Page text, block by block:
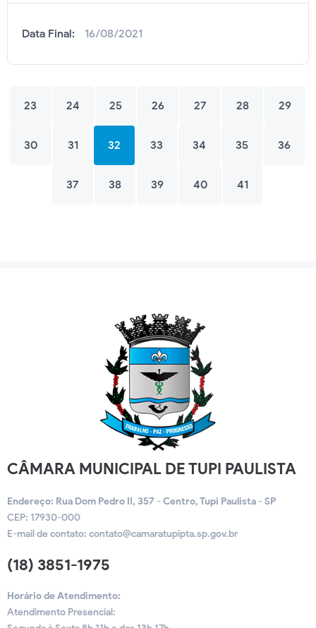
Data Final: 16/08/2021
23 24 25 26 27 28 29
30 31 32 33 34 35 36
37 38 39 40 41
CÂMARA MUNICIPAL DE TUPI PAULISTA
Endereço: Rua Dom Pedro II, 357 - Centro, Tupi Paulista - SP
CEP: 17930-000
E-mail de contato: contato@camaratupipta.sp.gov.br
(18) 3851-1975
Horário de Atendimento:
Atendimento Presencial: